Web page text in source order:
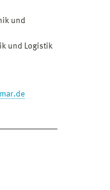
und
und Logistik